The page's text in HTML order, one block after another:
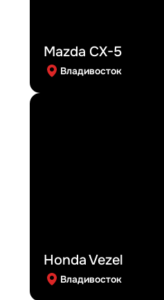
Mazda CX-5
Владивосток
Honda Vezel
Владивосток